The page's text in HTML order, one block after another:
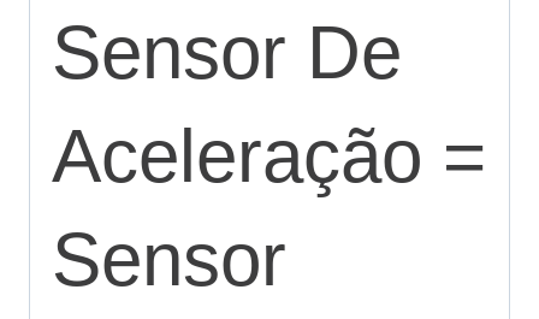
Sensor De
Aceleração =
Sensor